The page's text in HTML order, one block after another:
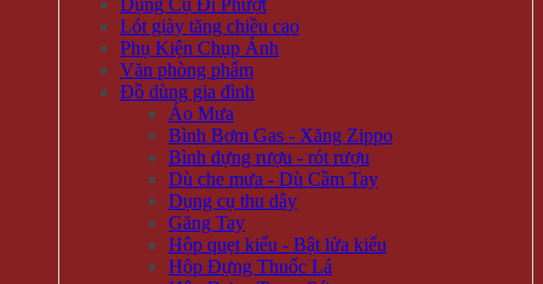
Dụng Cụ Đi Phượt
Lót giày tăng chiều cao
Phụ Kiện Chụp Ảnh
Văn phòng phẩm
Đồ dùng gia đình
Áo Mưa
Bình Bơm Gas - Xăng Zippo
Bình đựng rượu - rót rượu
Dù che mưa - Dù Cầm Tay
Dụng cụ thu dây
Găng Tay
Hộp quẹt kiểu - Bật lửa kiểu
Hộp Đựng Thuốc Lá